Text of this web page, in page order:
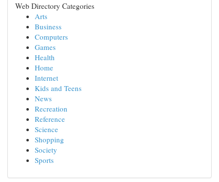
Web Directory Categories
Arts
Business
Computers
Games
Health
Home
Internet
Kids and Teens
News
Recreation
Reference
Science
Shopping
Society
Sports